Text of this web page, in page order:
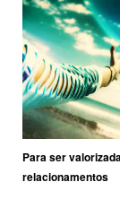
Para ser
relacionamentos